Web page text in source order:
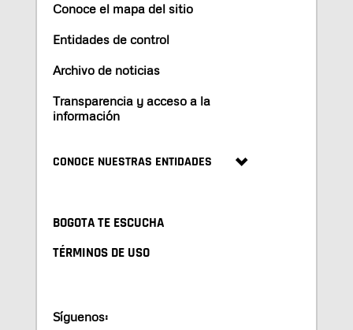
Conoce el mapa del sitio
Entidades de control
Archivo de noticias
Transparencia y acceso a la
información
CONOCE NUESTRAS ENTIDADES
BOGOTA TE ESCUCHA
TÉRMINOS DE USO
Síguenos: